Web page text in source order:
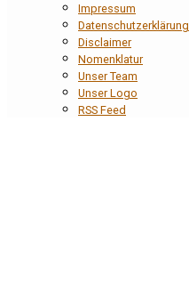
Impressum
Datenschutzerklärung
Disclaimer
Nomenklatur
Unser Team
Unser Logo
RSS Feed